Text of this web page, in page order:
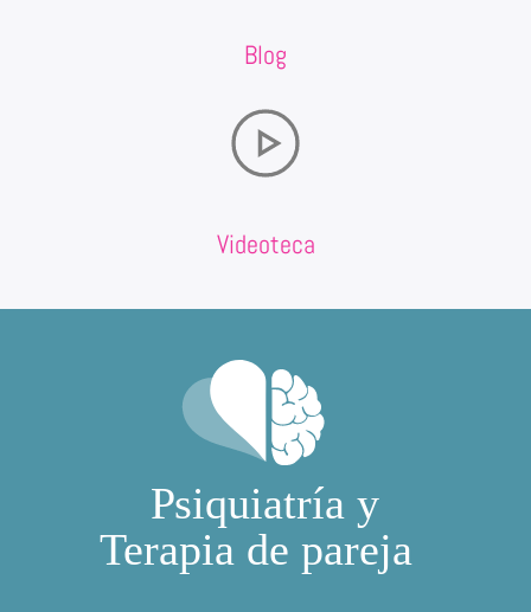
Blog
Videoteca